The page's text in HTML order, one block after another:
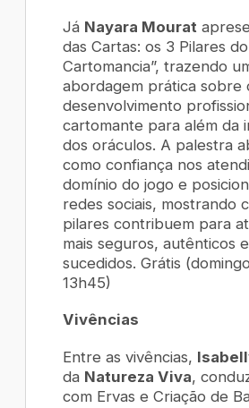
Já Nayara Mourat
das Cartas: os 3 Pilares
Cartomancia”, trazendo
abordagem prática sobre
desenvolvimento
cartomante para além da
dos oráculos. A palestra
como confiança nos
domínio do jogo e
redes sociais, mostrando
pilares contribuem para
mais seguros, autênticos
sucedidos. Grátis
13h45)
Vivências
Entre as vivências,
da Natureza Viva,
com Ervas e Criação de